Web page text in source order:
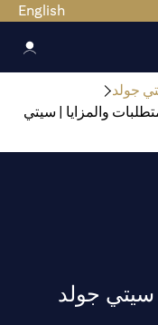
English
جولد
والمزايا | سيتي
سيتي جولد